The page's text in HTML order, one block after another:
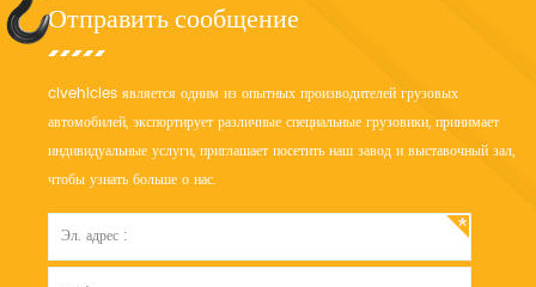
Отправить сообщение
clvehicles является одним из опытных производителей грузовых
автомобилей, экспортирует различные специальные грузовики, принимает
индивидуальные услуги, приглашает посетить наш завод и выставочный зал,
чтобы узнать больше о нас.